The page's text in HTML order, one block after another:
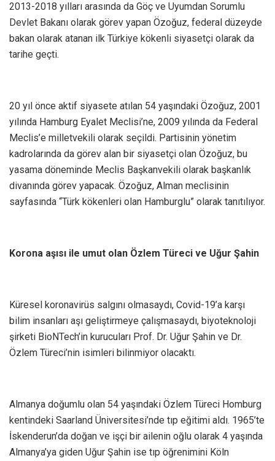
2013-2018 yılları arasında da Göç ve Uyumdan Sorumlu
Devlet Bakanı olarak görev yapan Özoğuz, federal düzeyde
bakan olarak atanan ilk Türkiye kökenli siyasetçi olarak da
tarihe geçti.
20 yıl önce aktif siyasete atılan 54 yaşındaki Özoğuz, 2001
yılında Hamburg Eyalet Meclisi’ne, 2009 yılında da Federal
Meclis’e milletvekili olarak seçildi. Partisinin yönetim
kadrolarında da görev alan bir siyasetçi olan Özoğuz, bu
yasama döneminde Meclis Başkanvekili olarak başkanlık
divanında görev yapacak. Özoğuz, Alman meclisinin
sayfasında “Türk kökenleri olan Hamburglu” olarak tanıtılıyor.
Korona aşısı ile umut olan Özlem Türeci ve Uğur Şahin
Küresel koronavirüs salgını olmasaydı, Covid-19’a karşı
bilim insanları aşı geliştirmeye çalışmasaydı, biyoteknoloji
şirketi BioNTech’in kurucuları Prof. Dr. Uğur Şahin ve Dr.
Özlem Türeci’nin isimleri bilinmiyor olacaktı.
Almanya doğumlu olan 54 yaşındaki Özlem Türeci Homburg
kentindeki Saarland Üniversitesi’nde tıp eğitimi aldı. 1965’te
İskenderun’da doğan ve işçi bir ailenin oğlu olarak 4 yaşında
Almanya’ya giden Uğur Şahin ise tıp öğrenimini Köln